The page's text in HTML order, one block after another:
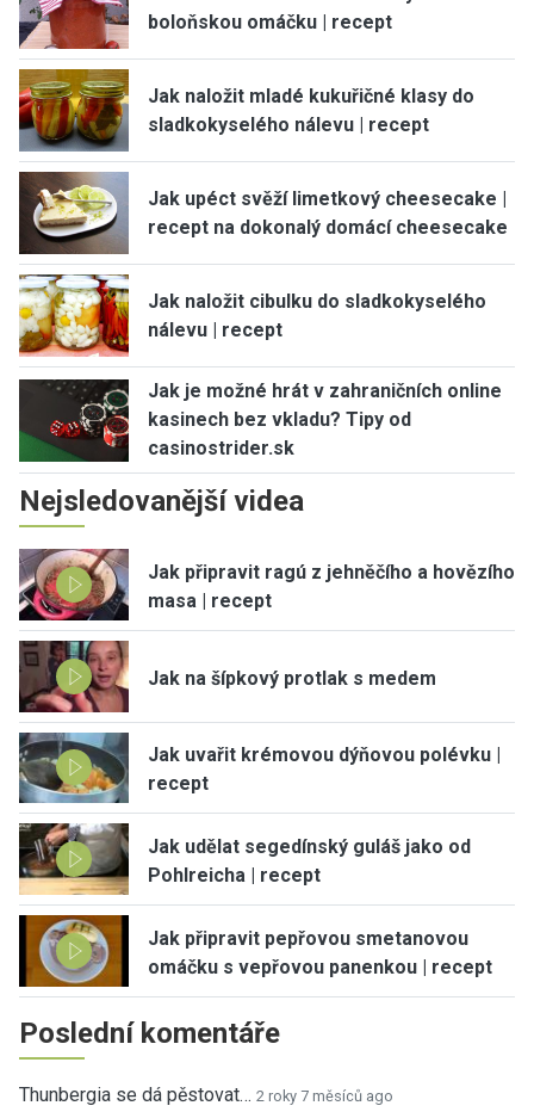
boloňskou omáčku | recept
Jak naložit mladé kukuřičné klasy do
sladkokyselého nálevu | recept
Jak upéct svěží limetkový cheesecake |
recept na dokonalý domácí cheesecake
Jak naložit cibulku do sladkokyselého
nálevu | recept
Jak je možné hrát v zahraničních online
kasinech bez vkladu? Tipy od
casinostrider.sk
Nejsledovanější videa
Jak připravit ragú z jehněčího a hovězího
masa | recept
Jak na šípkový protlak s medem
Jak uvařit krémovou dýňovou polévku |
recept
Jak udělat segedínský guláš jako od
Pohlreicha | recept
Jak připravit pepřovou smetanovou
omáčku s vepřovou panenkou | recept
Poslední komentáře
Thunbergia se dá pěstovat… 2 roky 7 měsíců ago